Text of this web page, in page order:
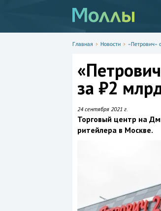
Главная Новости «Петрович»
за ₽2
24 сентября 2021 г.
Торговый центр на
ритейлера в Москве.